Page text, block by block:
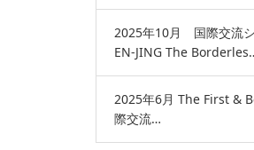
2025年10月 国際交流
EN-JING The
2025年6月 The First &
際交流…